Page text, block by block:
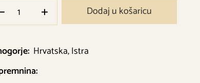
Dodaj u košaricu
Hrvatska, Istra